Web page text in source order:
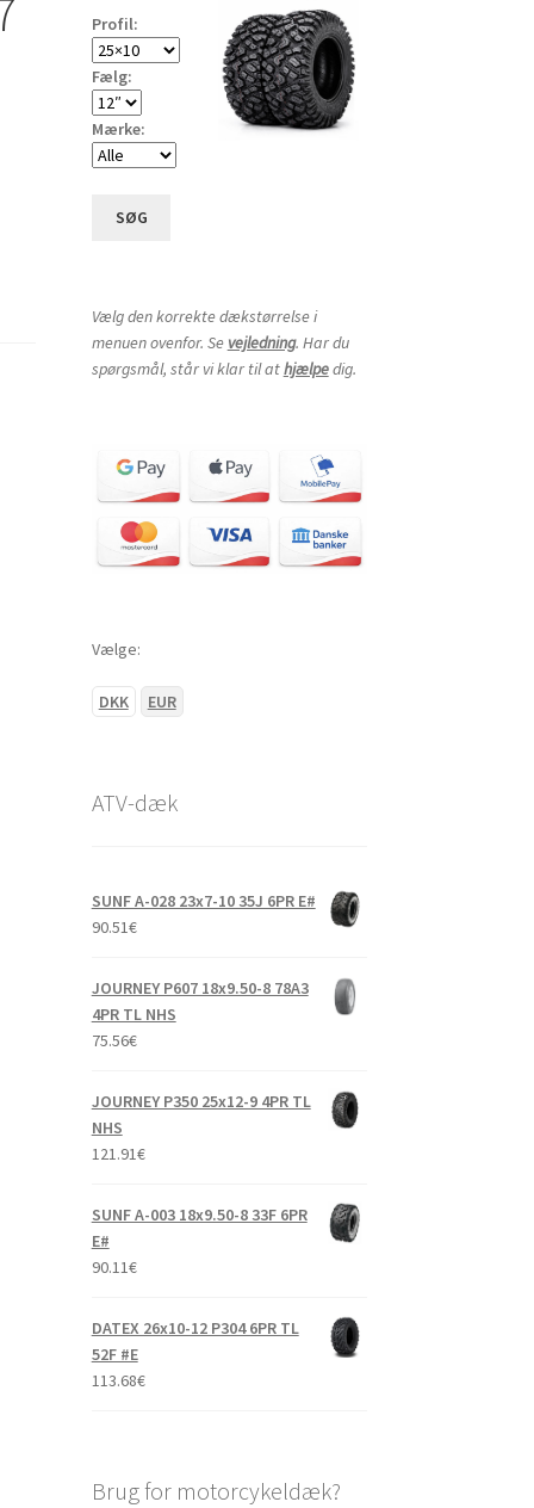
Profil:
Fælg:
Mærke:
SØG
Vælg den korrekte dækstørrelse i
menuen ovenfor. Se vejledning. Har du
spørgsmål, står vi klar til athjælpedig.
Vælge:
DKK EUR
ATV-dæk
SUNF A-028 23x7-10 35J 6PR E#
90.51€
JOURNEY P607 18x9.50-8 78A3
4PR TL NHS
75.56€
JOURNEY P350 25x12-9 4PR TL
NHS
121.91€
SUNF A-003 18x9.50-8 33F 6PR
E#
90.11€
DATEX 26x10-12 P304 6PR TL
52F #E
113.68€
Brug for motorcykeldæk?